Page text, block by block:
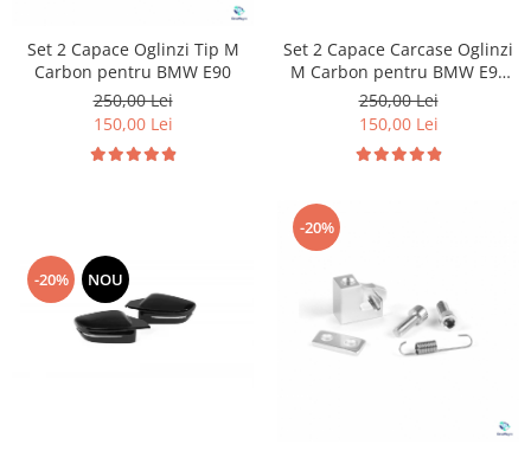
Set 2 Capace Oglinzi Tip M
Carbon pentru BMW E90
250,00 Lei
150,00 Lei
Set 2 Capace Carcase Oglinzi
M Carbon pentru BMW E90
Facelift
250,00 Lei
150,00 Lei
-20% NOU
-20%